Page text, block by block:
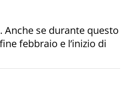
Anche se durante questo
febbraio e l’inizio di